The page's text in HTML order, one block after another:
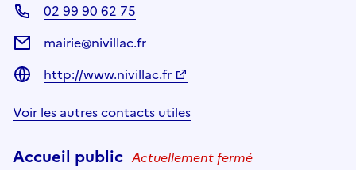
02 99 90 62 75
mairie@nivillac.fr
http://www.nivillac.fr
Voir les autres contacts utiles
Accueil public Actuellement fermé